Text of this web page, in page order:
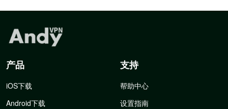
产品
iOS下载
Android下载
支持
帮助中心
设置指南